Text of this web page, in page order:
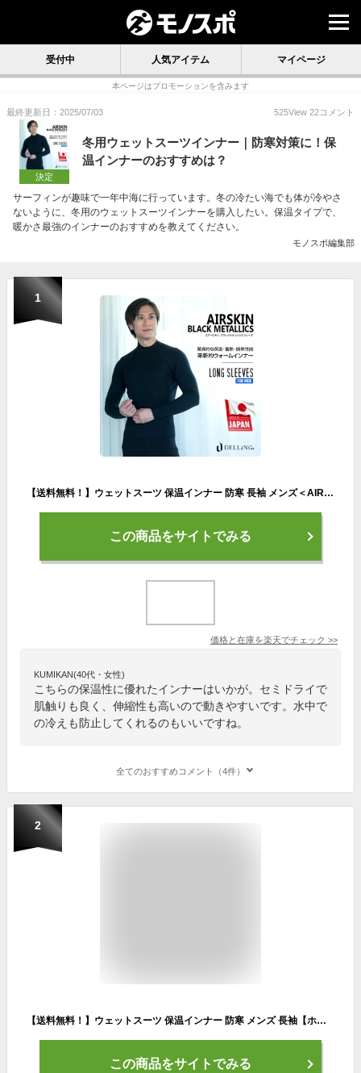
受付中 人気アイテム マイページ
本ページはプロモーションを含みます
最終更新日：2025/07/03 525View 22コメント
決定
冬用ウェットスーツインナー｜防寒対策に！保
温インナーのおすすめは？
サーフィンが趣味で一年中海に行っています。冬の冷たい海でも体が冷やさ
ないように、冬用のウェットスーツインナーを購入したい。保温タイプで、
暖かさ最強のインナーのおすすめを教えてください。
モノスポ編集部
1
【送料無料！】ウェットスーツ 保温インナー 防寒 長袖 メンズ＜AIR SKIN（エアースキン）ブラックメタリックス 1mm＞サーフィン ダイビング SUP ドライスーツ セミドライ 防寒インナー インナーウェア ウォームインナー ウェットインナ 冬
この商品をサイトでみる
価格と在庫を楽天でチェック >>
KUMIKAN(40代・女性)
こちらの保温性に優れたインナーはいかが。セミドライで
肌触りも良く、伸縮性も高いので動きやすいです。水中で
の冷えも防止してくれるのもいいですね。
全てのおすすめコメント（4件）
2
【送料無料！】ウェットスーツ 保温インナー 防寒 メンズ 長袖【ホットカプセル P2ヒートロン サーフィン ダイビング ドライスーツ セミドライ SUP 起毛 防寒インナー ウェットインナー 起毛インナー インナーウェア 冬 防寒用】
この商品をサイトでみる